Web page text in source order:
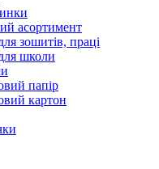
асортимент
зошитів, праці
школи
папір
картон